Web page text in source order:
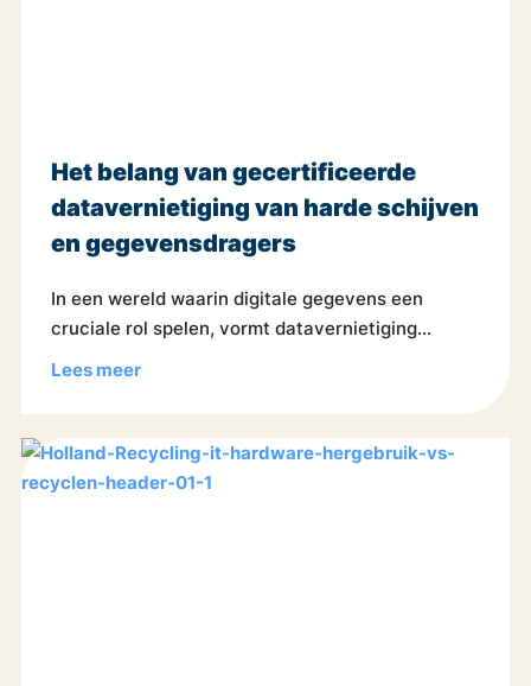
Het belang van gecertificeerde
datavernietiging van harde schijven
en gegevensdragers
In een wereld waarin digitale gegevens een
cruciale rol spelen, vormt datavernietiging...
Lees meer